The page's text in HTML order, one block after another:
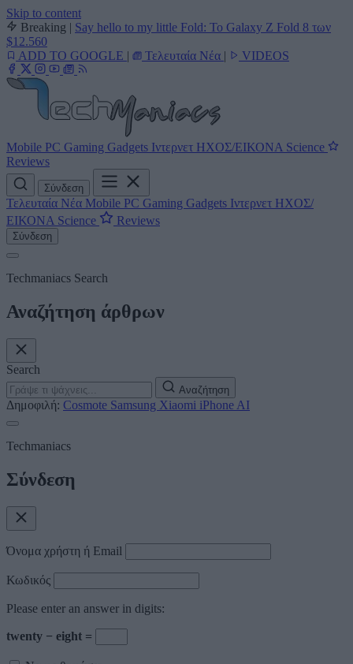
Skip to content
Breaking | Say hello to my little Fold: Το Galaxy Z Fold 8 των
$12.560
ADD TO GOOGLE | Τελευταία Νέα | VIDEOS
Mobile PC Gaming Gadgets Ιντερνετ ΗΧΟΣ/ΕΙΚΟΝΑ Science
Reviews
Σύνδεση
Τελευταία Νέα Mobile PC Gaming Gadgets Ιντερνετ ΗΧΟΣ/
ΕΙΚΟΝΑ Science Reviews
Σύνδεση
Techmaniacs Search
Αναζήτηση άρθρων
Search
Αναζήτηση
Δημοφιλή: Cosmote Samsung Xiaomi iPhone AI
Techmaniacs
Σύνδεση
Όνομα χρήστη ή Email
Κωδικός
Please enter an answer in digits:
twenty − eight =